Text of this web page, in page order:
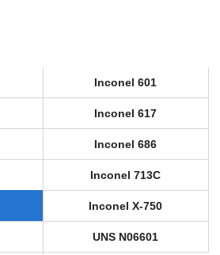
Inconel 601
Inconel 617
Inconel 686
Inconel 713C
Inconel X-750
UNS N06601